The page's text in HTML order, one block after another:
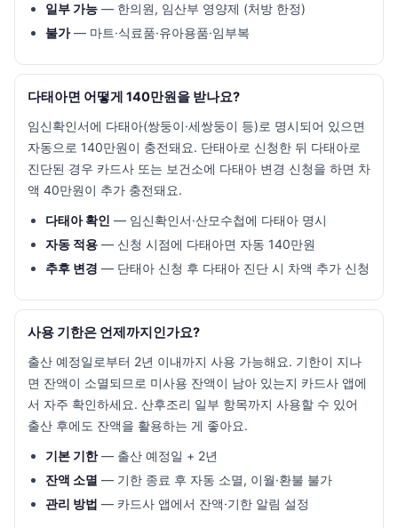
일부 가능 — 한의원, 임산부 영양제 (처방 한정)
불가— 마트·식료품·유아용품·임부복
다태아면 어떻게 140만원을 받나요?
임신확인서에 다태아(쌍둥이·세쌍둥이 등)로 명시되어 있으면
자동으로 140만원이 충전돼요. 단태아로 신청한 뒤 다태아로
진단된 경우 카드사 또는 보건소에 다태아 변경 신청을 하면 차
액 40만원이 추가 충전돼요.
다태아 확인 — 임신확인서·산모수첩에 다태아 명시
자동 적용 — 신청 시점에 다태아면 자동 140만원
추후 변경 — 단태아 신청 후 다태아 진단 시 차액 추가 신청
사용 기한은 언제까지인가요?
출산 예정일로부터 2년 이내까지 사용 가능해요. 기한이 지나
면 잔액이 소멸되므로 미사용 잔액이 남아 있는지 카드사 앱에
서 자주 확인하세요. 산후조리 일부 항목까지 사용할 수 있어
출산 후에도 잔액을 활용하는 게 좋아요.
기본 기한— 출산 예정일 + 2년
잔액 소멸 — 기한 종료 후 자동 소멸, 이월·환불 불가
관리 방법 — 카드사 앱에서 잔액·기한 알림 설정